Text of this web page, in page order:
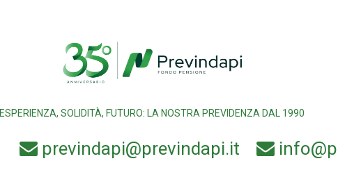
ESPERIENZA, SOLIDITÀ, FUTURO: LA NOSTRA PREVIDENZA DAL 1990
previndapi@previndapi.it